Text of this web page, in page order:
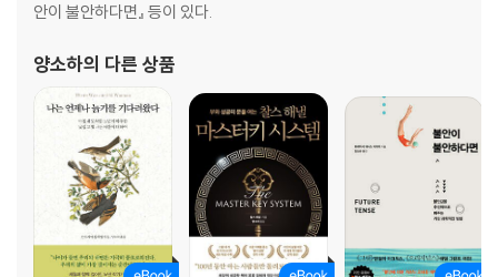
안이 불안하다면』 등이 있다.
양소하의 다른 상품